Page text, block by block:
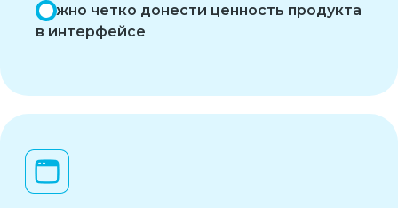
Важно четко донести ценность продукта
в интерфейсе